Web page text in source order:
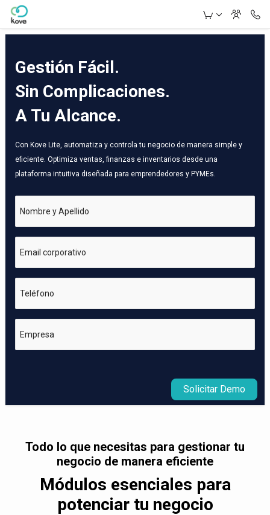
Skip to Main Content
Gestión Fácil.
Sin Complicaciones.
A Tu Alcance.
Con Kove Lite, automatiza y controla tu negocio de manera simple y
eficiente. Optimiza ventas, finanzas e inventarios desde una
plataforma intuitiva diseñada para emprendedores y PYMEs.
Nombre y Apellido
Email corporativo
Teléfono
Empresa
Solicitar Demo
Todo lo que necesitas para gestionar tu
negocio de manera eficiente
Módulos esenciales para
potenciar tu negocio